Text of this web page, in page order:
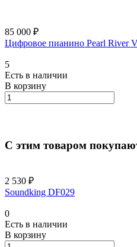
85 000 ₽
Цифровое пианино Pearl River
5
Есть в наличии
В корзину
С этим товаром
2 530 ₽
Soundking DF029
0
Есть в наличии
В корзину